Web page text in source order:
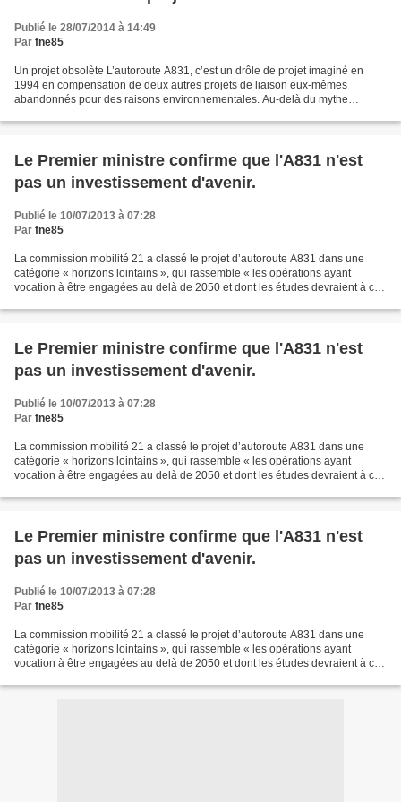
Publié le 28/07/2014 à 14:49
Par fne85
Un projet obsolète L’autoroute A831, c’est un drôle de projet imaginé en
1994 en compensation de deux autres projets de liaison eux-mêmes
abandonnés pour des raisons environnementales. Au-delà du mythe
Le Premier ministre confirme que l'A831 n'est
pas un investissement d'avenir.
Publié le 10/07/2013 à 07:28
Par fne85
La commission mobilité 21 a classé le projet d’autoroute A831 dans une
catégorie « horizons lointains », qui rassemble « les opérations ayant
vocation à être engagées au delà de 2050 et dont les études devraient à ce
Le Premier ministre confirme que l'A831 n'est
pas un investissement d'avenir.
Publié le 10/07/2013 à 07:28
Par fne85
La commission mobilité 21 a classé le projet d’autoroute A831 dans une
catégorie « horizons lointains », qui rassemble « les opérations ayant
vocation à être engagées au delà de 2050 et dont les études devraient à ce
Le Premier ministre confirme que l'A831 n'est
pas un investissement d'avenir.
Publié le 10/07/2013 à 07:28
Par fne85
La commission mobilité 21 a classé le projet d’autoroute A831 dans une
catégorie « horizons lointains », qui rassemble « les opérations ayant
vocation à être engagées au delà de 2050 et dont les études devraient à ce